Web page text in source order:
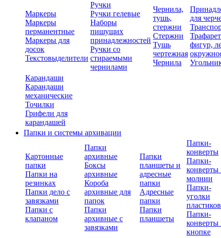
Маркеры
Маркеры
перманентные
Маркеры для
досок
Текстовыделители
Ручки
Ручки гелевые
Наборы
пишущих
принадлежностей
Ручки со
стираемыми
чернилами
Чернила,
тушь,
стержни
Стержни
Тушь
чертежная
Чернила
для
фигур,
Карандаши
Карандаши
механические
Точилки
Грифели для
карандашей
Папки и системы архивации
Картонные
папки
Папки на
резинках
Папки дело с
завязками
Папки с
клапаном
Папки
архивные
Боксы
архивные
Короба
архивные для
папок
Папки
архивные с
завязками
Папки
планшеты и
адресные
папки
Адресные
папки
Папки
планшеты
Папки-
конверты
Папки-
конверты
молнии
Папки-
уголки
Папки-
конверты
кнопке